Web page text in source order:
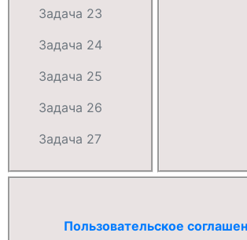
Задача 23
Задача 24
Задача 25
Задача 26
Задача 27
Пользовательское